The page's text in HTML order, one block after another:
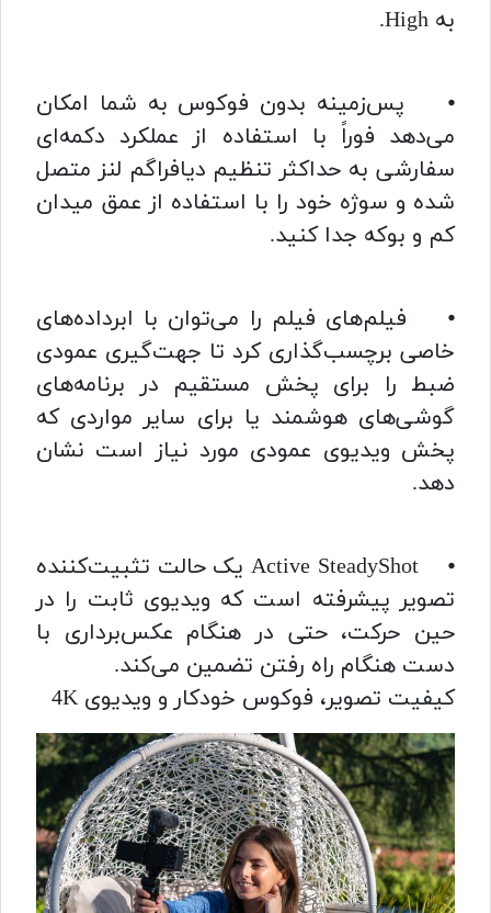
به High.
⦁ پس‌زمینه بدون فوکوس به شما امکان
می‌دهد فوراً با استفاده از عملکرد دکمه‌ای
سفارشی به حداکثر تنظیم دیافراگم لنز متصل
شده و سوژه خود را با استفاده از عمق میدان
کم و بوکه جدا کنید.
⦁ فیلم‌های فیلم را می‌توان با ابرداده‌های
خاصی برچسب‌گذاری کرد تا جهت‌گیری عمودی
ضبط را برای پخش مستقیم در برنامه‌های
گوشی‌های هوشمند یا برای سایر مواردی که
پخش ویدیوی عمودی مورد نیاز است نشان
دهد.
⦁ Active SteadyShot یک حالت تثبیت‌کننده
تصویر پیشرفته است که ویدیوی ثابت را در
حین حرکت، حتی در هنگام عکس‌برداری با
دست هنگام راه رفتن تضمین می‌کند.
کیفیت تصویر، فوکوس خودکار و ویدیوی 4K